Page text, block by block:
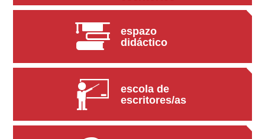
espazo
didáctico
escola de
escritores/as